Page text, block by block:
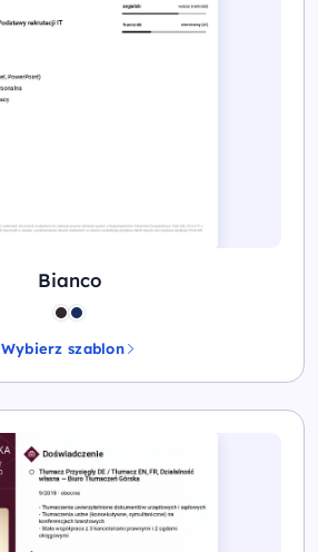
Bianco
Wybierz szablon